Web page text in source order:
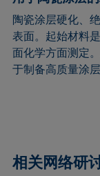
陶瓷涂层硬化、
表面。起始材料
面化学方面测定
于制备高质量涂
相关网络研